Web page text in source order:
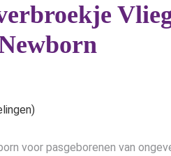
voor pasgeborenen van